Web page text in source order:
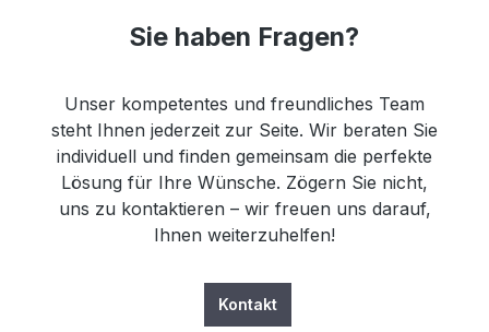
Sie haben Fragen?
Unser kompetentes und freundliches Team
steht Ihnen jederzeit zur Seite. Wir beraten Sie
individuell und finden gemeinsam die perfekte
Lösung für Ihre Wünsche. Zögern Sie nicht,
uns zu kontaktieren – wir freuen uns darauf,
Ihnen weiterzuhelfen!
Kontakt